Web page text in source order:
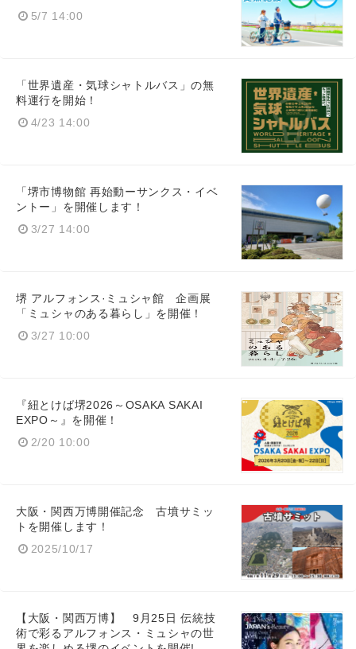
5/7 14:00
「世界遺産・気球シャトルバス」の無
料運行を開始！
4/23 14:00
「堺市博物館 再始動ーサンクス・イベ
ントー」を開催します！
3/27 14:00
堺 アルフォンス·ミュシャ館 企画展
「ミュシャのある暮らし」を開催！
3/27 10:00
『紐とけば堺2026～OSAKA SAKAI
EXPO～』を開催！
2/20 10:00
大阪・関西万博開催記念 古墳サミッ
トを開催します！
2025/10/17
【大阪・関西万博】 9月25日 伝統技
術で彩るアルフォンス・ミュシャの世